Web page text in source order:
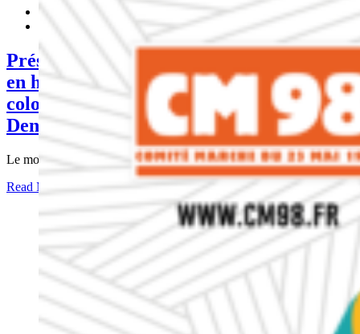
Présentation de la 26ème commémoration
en hommage aux victimes de l’esclavage
colonial – Parvis de la Basilique de Saint-
Denis
Le mois de mai est un temps fort du
Read More